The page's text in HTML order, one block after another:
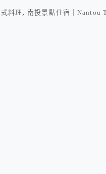
料理 ,南投景點住宿｜Nantou